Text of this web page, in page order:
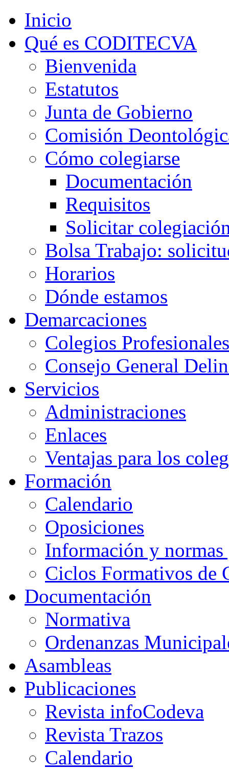
Inicio
Qué es CODITECVA
Bienvenida
Estatutos
Junta de Gobierno
Comisión
Cómo colegiarse
Documentación
Requisitos
Solicitar
Bolsa Trabajo:
Horarios
Dónde estamos
Demarcaciones
Colegios Profesionales
Consejo General
Servicios
Administraciones
Enlaces
Ventajas para los
Formación
Calendario
Oposiciones
Información y normas
Ciclos Formativos de
Documentación
Normativa
Ordenanzas
Asambleas
Publicaciones
Revista infoCodeva
Revista Trazos
Calendario